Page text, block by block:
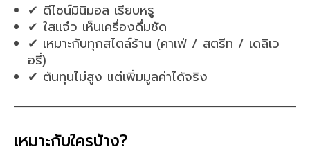
✔ ดีไซน์มินิมอล เรียบหรู
✔ ใสแจ๋ว เห็นเครื่องดื่มชัด
✔ เหมาะกับทุกสไตล์ร้าน (คาเฟ่ / สตรีท / เดลิเว
อรี่)
✔ ต้นทุนไม่สูง แต่เพิ่มมูลค่าได้จริง
เหมาะกับใครบ้าง?